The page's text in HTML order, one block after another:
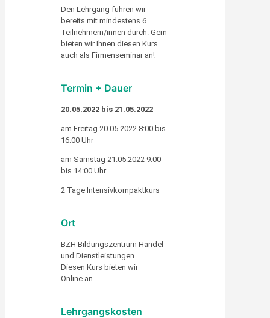
Den Lehrgang führen wir
bereits mit mindestens 6
Teilnehmern/innen durch. Gern
bieten wir Ihnen diesen Kurs
auch als Firmenseminar an!
Termin + Dauer
20.05.2022 bis 21.05.2022
am Freitag 20.05.2022 8:00 bis
16:00 Uhr
am Samstag 21.05.2022 9:00
bis 14:00 Uhr
2 Tage Intensivkompaktkurs
Ort
BZH Bildungszentrum Handel
und Dienstleistungen
Diesen Kurs bieten wir
Online an.
Lehrgangskosten